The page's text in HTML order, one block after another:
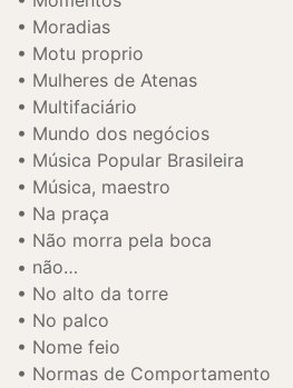
Moradias
Motu proprio
Mulheres de Atenas
Multifaciário
Mundo dos negócios
Música Popular Brasileira
Música, maestro
Na praça
Não morra pela boca
não…
No alto da torre
No palco
Nome feio
Normas de Comportamento